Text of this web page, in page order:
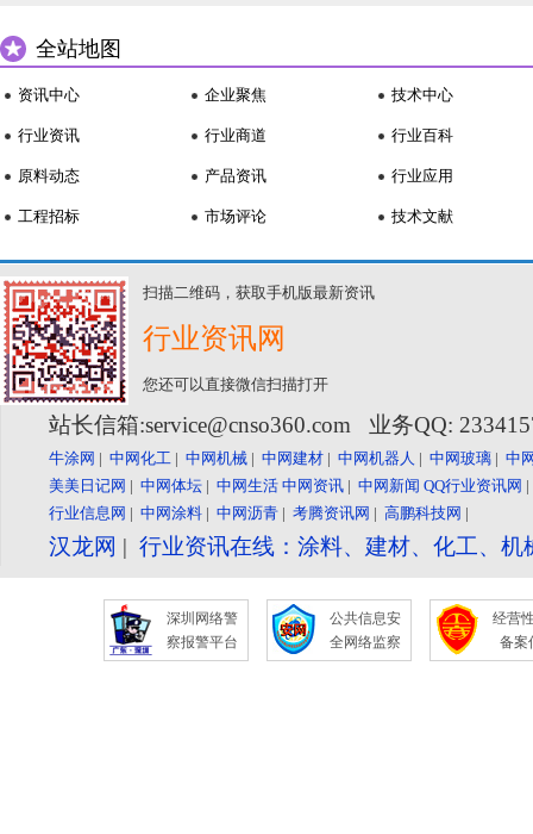
全站地图
资讯中心
行业资讯
原料动态
工程招标
企业聚焦
行业商道
产品资讯
市场评论
技术中心
行业百科
行业应用
技术文献
扫描二维码，获取手机版最新资讯
行业资讯网
您还可以直接微信扫描打开
站长信箱:service@cnso360.com 业务QQ:
牛涂网 | 中网化工 | 中网机械 | 中网建材 | 中网机器人 | 中网玻璃 | 中
美美日记网 | 中网体坛 | 中网生活 中网资讯 | 中网新闻 QQ行业资讯网
行业信息网 | 中网涂料 | 中网沥青 | 考腾资讯网 | 高鹏科技网 |
汉龙网 | 行业资讯在线：涂料、建材、化工、
深圳网络警
察报警平台
公共信息安
全网络监察
经营
备案